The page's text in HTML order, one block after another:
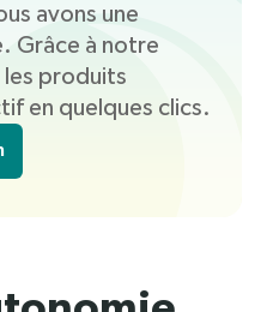
avons une
Grâce à notre
les produits
en quelques clics.